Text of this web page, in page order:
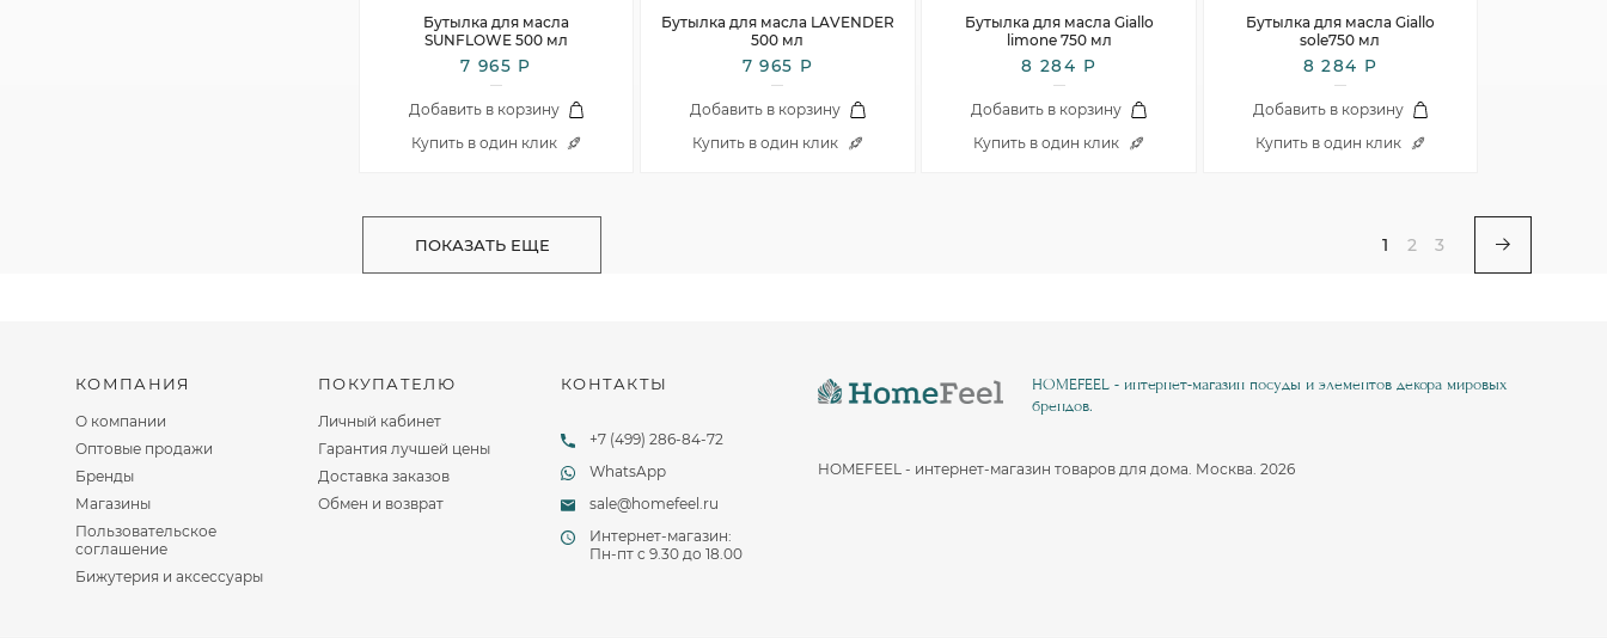
Бутылка для масла
SUNFLOWE 500 мл
7 965 Р
Добавить в корзину
Купить в один клик
Бутылка для масла LAVENDER
500 мл
7 965 Р
Добавить в корзину
Купить в один клик
Бутылка для масла Giallo
limone 750 мл
8 284 Р
Добавить в корзину
Купить в один клик
Бутылка для масла Giallo
sole750 мл
8 284 Р
Добавить в корзину
Купить в один клик
ПОКАЗАТЬ ЕЩЕ 1 2 3
КОМПАНИЯ
О компании
Оптовые продажи
Бренды
Магазины
Пользовательское
соглашение
Бижутерия и аксессуары
ПОКУПАТЕЛЮ
Личный кабинет
Гарантия лучшей цены
Доставка заказов
Обмен и возврат
КОНТАКТЫ
+7 (499) 286-84-72
WhatsApp
sale@homefeel.ru
Интернет-магазин:
Пн-пт c 9.30 до 18.00
HOMEFEEL - интернет-магазин посуды и элементов декора мировых
брендов.
HOMEFEEL - интернет-магазин товаров для дома. Москва. 2026